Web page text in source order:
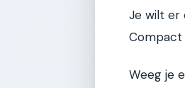
Je wilt er
Compact
Weeg je